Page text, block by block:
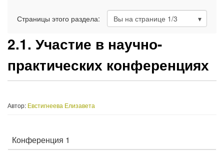
Страницы этого раздела: Вы на странице 1/3
2.1. Участие в научно-
практических конференциях
Автор: Евстигнеева Елизавета
Конференция 1